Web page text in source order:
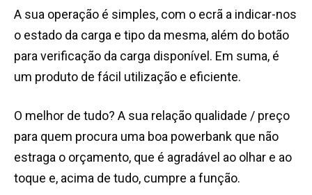
A sua operação é simples, com o ecrã a indicar-nos
o estado da carga e tipo da mesma, além do botão
para verificação da carga disponível. Em suma, é
um produto de fácil utilização e eficiente.
O melhor de tudo? A sua relação qualidade / preço
para quem procura uma boa powerbank que não
estraga o orçamento, que é agradável ao olhar e ao
toque e, acima de tudo, cumpre a função.